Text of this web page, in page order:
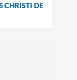
CHRISTI DE